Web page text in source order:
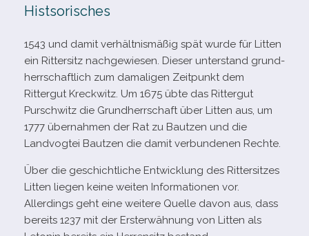
Histsorisches
1543 und damit ver­hält­nis­mä­ßig spät wurde für Litten
ein Rittersitz nach­ge­wie­sen. Dieser unter­stand grund­
herr­schaft­lich zum dama­li­gen Zeitpunkt dem
Rittergut Kreckwitz. Um 1675 übte das Rittergut
Purschwitz die Grundherrschaft über Litten aus, um
1777 über­nah­men der Rat zu Bautzen und die
Landvogtei Bautzen die damit ver­bun­de­nen Rechte.
Über die geschicht­li­che Entwicklung des Rittersitzes
Litten lie­gen keine wei­ten Informationen vor.
Allerdings geht eine wei­tere Quelle davon aus, dass
bereits 1237 mit der Ersterwähnung von Litten als